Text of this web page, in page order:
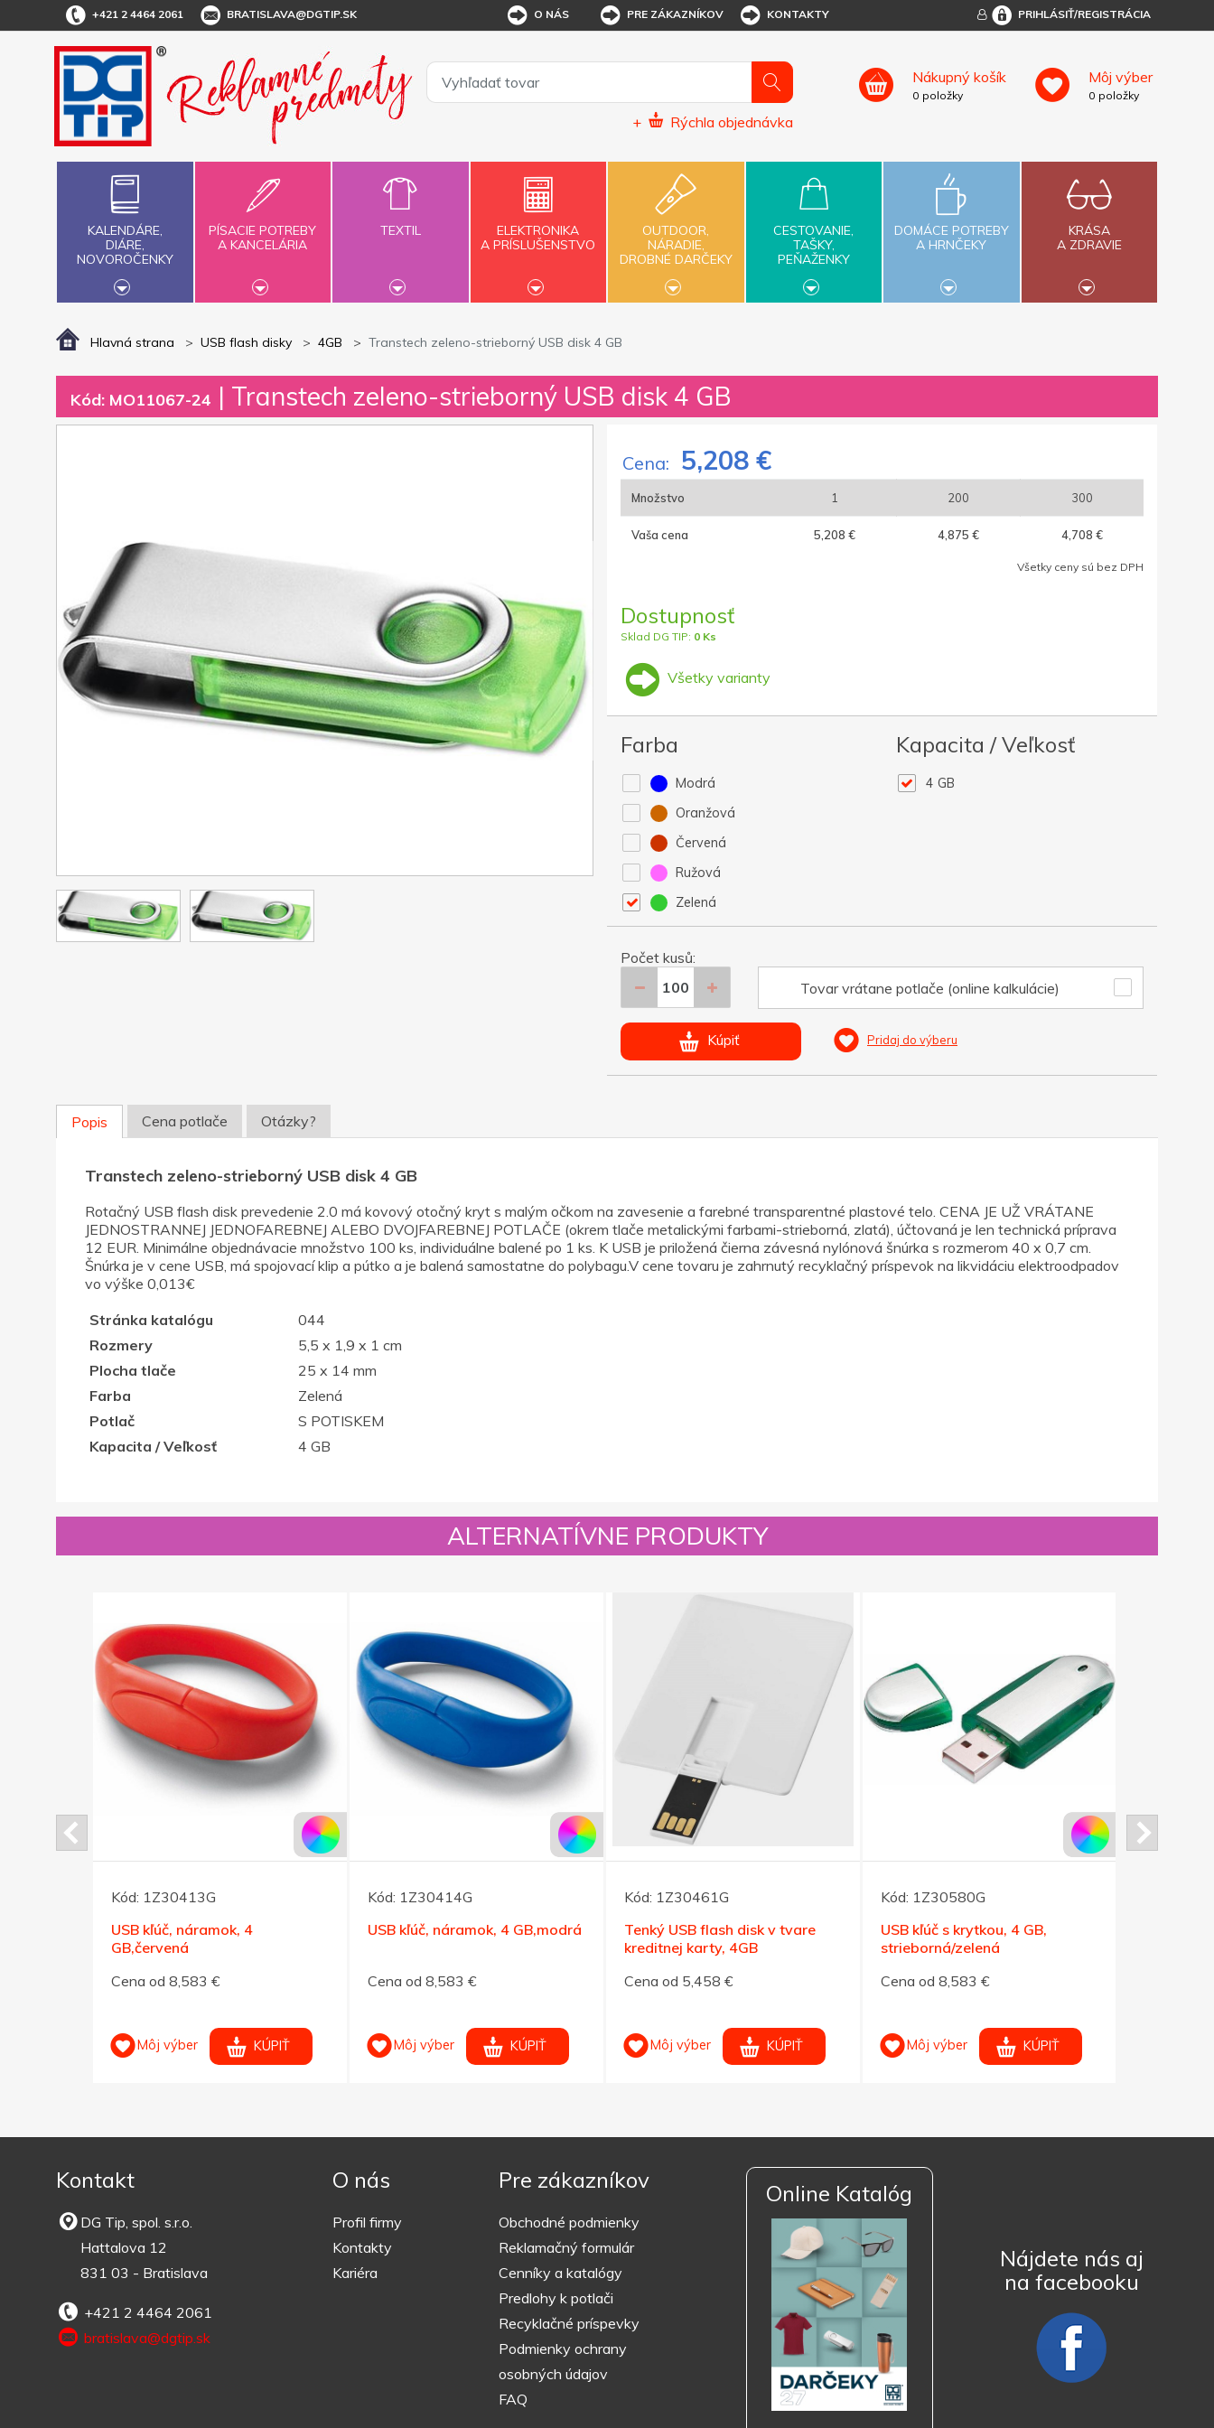
+421 2 4464 2061 BRATISLAVA@DGTIP.SK O NÁS PRE ZÁKAZNÍKOV KONTAKTY PRIHLÁSIŤ/REGISTRÁCIA
+ Rýchla objednávka
Nákupný košík
0 položky
Môj výber
0 položky
KALENDÁRE,
DIÁRE,
NOVOROČENKY
PÍSACIE POTREBY
A KANCELÁRIA
TEXTIL
ELEKTRONIKA
A PRÍSLUŠENSTVO
OUTDOOR,
NÁRADIE,
DROBNÉ DARČEKY
CESTOVANIE,
TAŠKY,
PEŇAŽENKY
DOMÁCE POTREBY
A HRNČEKY
KRÁSA
A ZDRAVIE
Hlavná strana USB flash disky 4GB Transtech zeleno-strieborný USB disk 4 GB
Kód: MO11067-24 | Transtech zeleno-strieborný USB disk 4 GB
Cena: 5,208 €
Množstvo 1 200 300
Vaša cena 5,208 € 4,875 € 4,708 €
Všetky ceny sú bez DPH
Dostupnosť
Sklad DG TIP: 0 Ks
Všetky varianty
Farba
Modrá
Oranžová
Červená
Ružová
Zelená
Kapacita / Veľkosť
4 GB
Počet kusů:
Tovar vrátane potlače (online kalkulácie)
Kúpiť Pridaj do výberu
Popis Cena potlače Otázky?
Transtech zeleno-strieborný USB disk 4 GB
Rotačný USB flash disk prevedenie 2.0 má kovový otočný kryt s malým očkom na zavesenie a farebné transparentné plastové telo. CENA JE UŽ VRÁTANE
JEDNOSTRANNEJ JEDNOFAREBNEJ ALEBO DVOJFAREBNEJ POTLAČE (okrem tlače metalickými farbami-strieborná, zlatá), účtovaná je len technická príprava
12 EUR. Minimálne objednávacie množstvo 100 ks, individuálne balené po 1 ks. K USB je priložená čierna závesná nylónová šnúrka s rozmerom 40 x 0,7 cm.
Šnúrka je v cene USB, má spojovací klip a pútko a je balená samostatne do polybagu.V cene tovaru je zahrnutý recyklačný príspevok na likvidáciu elektroodpadov
vo výške 0,013€
Stránka katalógu
044
Rozmery
5,5 x 1,9 x 1 cm
Plocha tlače
25 x 14 mm
Farba
Zelená
Potlač
S POTISKEM
Kapacita / Veľkosť
4 GB
ALTERNATÍVNE PRODUKTY
Kód: 1Z30413G
USB kľúč, náramok, 4
GB,červená
Cena od 8,583 €
Môj výber KÚPIŤ
Kód: 1Z30414G
USB kľúč, náramok, 4 GB,modrá
Cena od 8,583 €
Môj výber KÚPIŤ
Kód: 1Z30461G
Tenký USB flash disk v tvare
kreditnej karty, 4GB
Cena od 5,458 €
Môj výber KÚPIŤ
Kód: 1Z30580G
USB kľúč s krytkou, 4 GB,
strieborná/zelená
Cena od 8,583 €
Môj výber KÚPIŤ
Kontakt
DG Tip, spol. s.r.o.
Hattalova 12
831 03 - Bratislava
+421 2 4464 2061
bratislava@dgtip.sk
O nás
Profil firmy
Kontakty
Kariéra
Pre zákazníkov
Obchodné podmienky
Reklamačný formulár
Cenníky a katalógy
Predlohy k potlači
Recyklačné príspevky
Podmienky ochrany
osobných údajov
FAQ
Online Katalóg
Nájdete nás aj
na facebooku